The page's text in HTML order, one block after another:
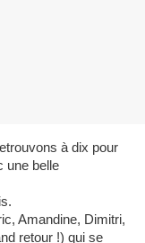
à dix pour
une belle
Amandine, Dimitri,
retour !) qui se